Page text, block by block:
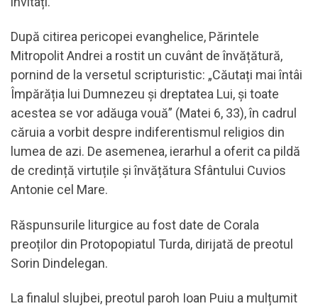
După citirea pericopei evanghelice, Părintele
Mitropolit Andrei a rostit un cuvânt de învățătură,
pornind de la versetul scripturistic: „Căutați mai întâi
Împărăția lui Dumnezeu și dreptatea Lui, și toate
acestea se vor adăuga vouă” (Matei 6, 33), în cadrul
căruia a vorbit despre indiferentismul religios din
lumea de azi. De asemenea, ierarhul a oferit ca pildă
de credință virtuțile și învățătura Sfântului Cuvios
Antonie cel Mare.
Răspunsurile liturgice au fost date de Corala
preoților din Protopopiatul Turda, dirijată de preotul
Sorin Dindelegan.
La finalul slujbei, preotul paroh Ioan Puiu a mulțumit